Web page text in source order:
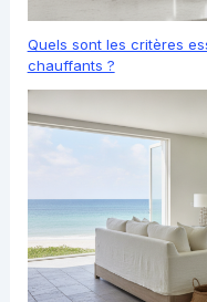
Quels sont les critères
chauffants ?